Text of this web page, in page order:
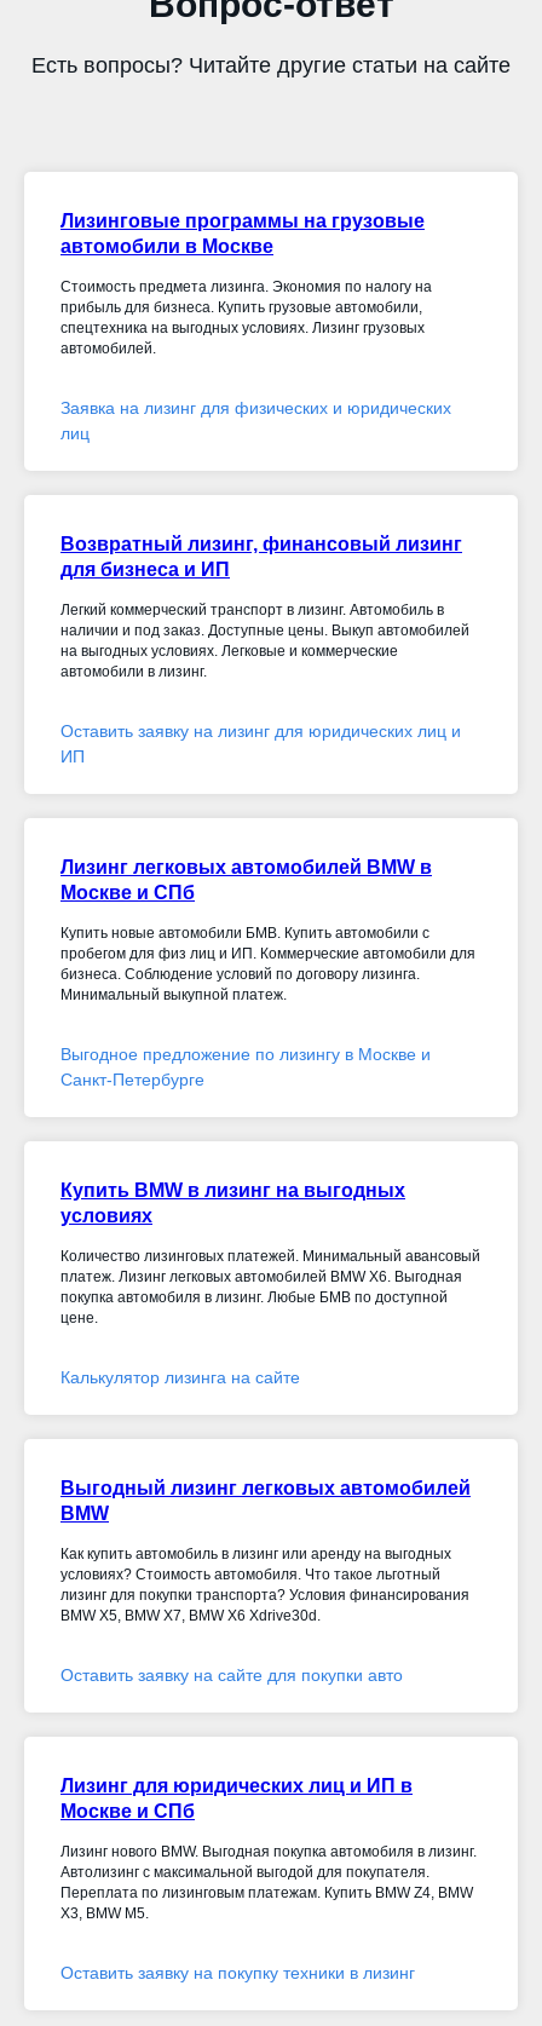
Есть вопросы? Читайте другие статьи на сайте
Лизинговые программы на грузовые
автомобили в Москве
Стоимость предмета лизинга. Экономия по налогу на
прибыль для бизнеса. Купить грузовые автомобили,
спецтехника на выгодных условиях. Лизинг грузовых
автомобилей.
Заявка на лизинг для физических и юридических
лиц
Возвратный лизинг, финансовый лизинг
для бизнеса и ИП
Легкий коммерческий транспорт в лизинг. Автомобиль в
наличии и под заказ. Доступные цены. Выкуп автомобилей
на выгодных условиях. Легковые и коммерческие
автомобили в лизинг.
Оставить заявку на лизинг для юридических лиц и
ИП
Лизинг легковых автомобилей BMW в
Москве и СПб
Купить новые автомобили БМВ. Купить автомобили с
пробегом для физ лиц и ИП. Коммерческие автомобили для
бизнеса. Соблюдение условий по договору лизинга.
Минимальный выкупной платеж.
Выгодное предложение по лизингу в Москве и
Санкт-Петербурге
Купить BMW в лизинг на выгодных
условиях
Количество лизинговых платежей. Минимальный авансовый
платеж. Лизинг легковых автомобилей BMW X6. Выгодная
покупка автомобиля в лизинг. Любые БМВ по доступной
цене.
Калькулятор лизинга на сайте
Выгодный лизинг легковых автомобилей
BMW
Как купить автомобиль в лизинг или аренду на выгодных
условиях? Стоимость автомобиля. Что такое льготный
лизинг для покупки транспорта? Условия финансирования
BMW X5, BMW X7, BMW X6 Xdrive30d
Оставить заявку на сайте для покупки авто
Лизинг для юридических лиц и ИП в
Москве и СПб
Лизинг нового BMW. Выгодная покупка автомобиля в лизинг.
Автолизинг с максимальной выгодой для покупателя.
Переплата по лизинговым платежам. Купить BMW Z4, BMW
X3, BMW M5.
Оставить заявку на покупку техники в лизинг